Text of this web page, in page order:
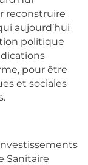
reconstruire
aujourd’hui
politique
pour être
et sociales
Sanitaire